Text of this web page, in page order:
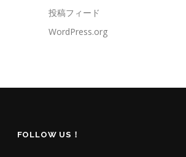
投稿フィード
WordPress.org
FOLLOW US！